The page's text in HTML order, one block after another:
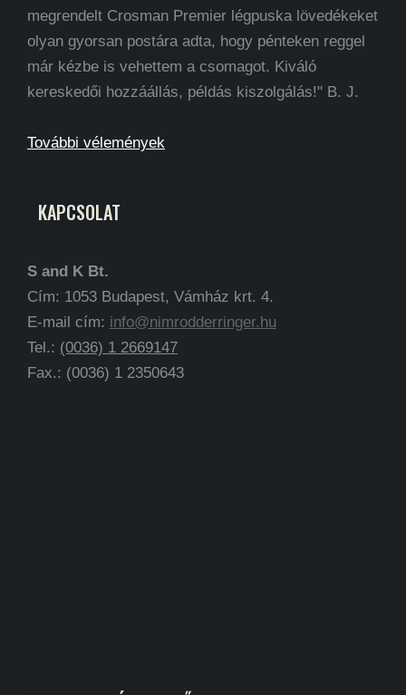
megrendelt Crosman Premier légpuska lövedékeket
olyan gyorsan postára adta, hogy pénteken reggel
már kézbe is vehettem a csomagot. Kiváló
kereskedői hozzáállás, példás kiszolgálás!" B. J.
További vélemények
KAPCSOLAT
S and K Bt.
Cím: 1053 Budapest, Vámház krt. 4.
E-mail cím: info@nimrodderringer.hu
Tel.: (0036) 1 2669147
Fax.: (0036) 1 2350643